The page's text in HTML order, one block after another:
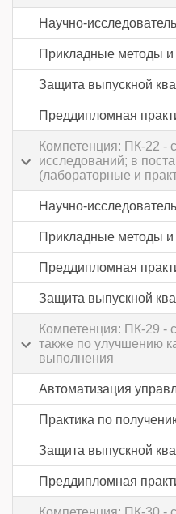
Научно-
Преддипломная
Компетенция: ПК-22 -
исследований; в
(лабораторные и
Научно-
Преддипломная
Компетенция: ПК-29 -
также по улучшению
выполнения
Преддипломная